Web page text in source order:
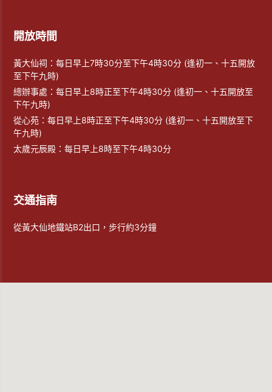
開放時間
黃大仙祠：每日早上7時30分至下午4時30分 (逢初一、十五開放
至下午九時)
總辦事處：每日早上8時正至下午4時30分 (逢初一、十五開放至
下午九時)
從心苑：每日早上8時正至下午4時30分 (逢初一、十五開放至下
午九時)
太歲元辰殿：每日早上8時至下午4時30分
交通指南
從黃大仙地鐵站B2出口，步行約3分鐘